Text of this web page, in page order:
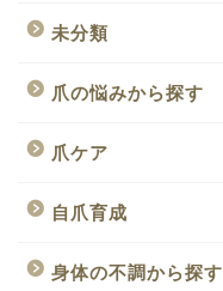
未分類
爪の悩みから探す
爪ケア
自爪育成
身体の不調から探す